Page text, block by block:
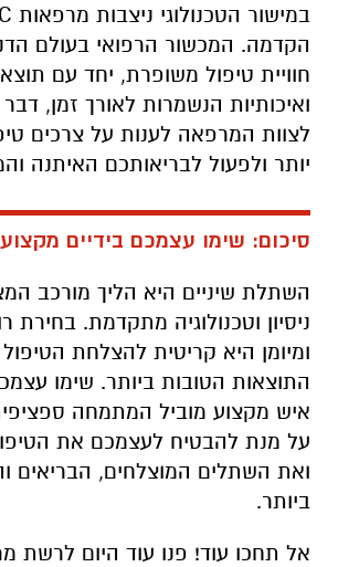
הקדמה. המכשור הרפואי בעולם
חוויית טיפול משופרת, יחד עם
ואיכותיות הנשמרות לאורך זמן,
לצוות המרפאה לענות על צרכים
יותר ולפעול לבריאותכם האיתנה
סיכום: שימו עצמכם בידיים
השתלת שיניים היא הליך מורכב
ניסיון וטכנולוגיה מתקדמת. בחירת
ומיומן היא קריטית להצלחת
התוצאות הטובות ביותר. שימו
איש מקצוע מוביל המתמחה
על מנת להבטיח לעצמכם את
ואת השתלים המוצלחים, הבריאים
ביותר.
אל תחכו עוד! פנו עוד היום לרשת